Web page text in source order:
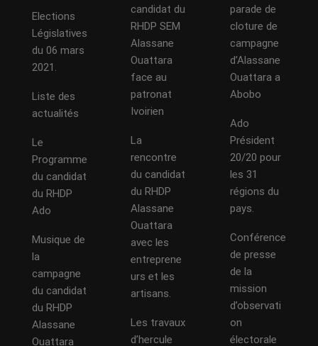
Elections
Législatives
du 06 mars
2021.
Liste des
actualités
Le
Programme
du candidat
du RHDP
Ado
Musique de
la
campagne
du candidat
du RHDP
Alassane
Ouattara
candidat du
RHDP SEM
Alassane
Ouattara
face au
patronat
Ivoirien
La
rencontre
du candidat
du RHDP
Alassane
Ouattara
avec les
entreprene
urs et les
artisans.
Les travaux
d’hercule
parade de
cloture de
campagne
d’Alassane
Ouattara a
Abobo
Ado
Président
20/20 pour
les 31
régions du
pays.
Conférence
de presse
de la
mission
d’observati
on
électorale